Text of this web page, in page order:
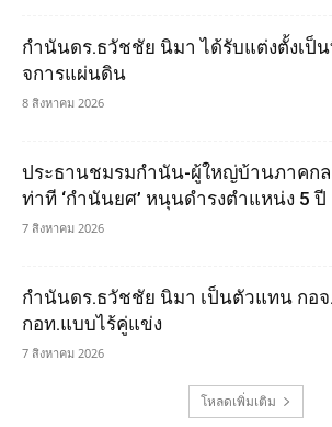
กำนันดร.ธวัชชัย นิมา ได้รับแต่งตั้งเป็
จการแผ่นดิน
8 สิงหาคม 2026
ประธานชมรมกำนัน-ผู้ใหญ่บ้านภาคกล
ท่าที ‘กำนันยศ’ หนุนดำรงตำแหน่ง 5 ปี
7 สิงหาคม 2026
กำนันดร.ธวัชชัย นิมา เป็นตัวแทน กอจ
กอท.แบบไร้คู่แข่ง
7 สิงหาคม 2026
โหลดเพิ่มเติม